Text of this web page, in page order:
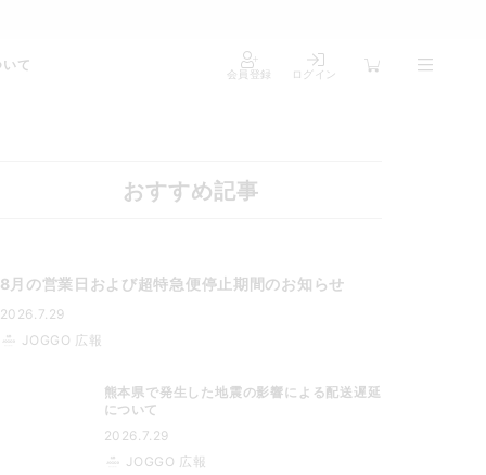
て
会員登録 ログイン
おすすめ記事
8月の営業日および超特急便停止期間のお知らせ
2026.7.29
JOGGO 広報
熊本県で発生した地震の影響による配送遅延
について
2026.7.29
JOGGO 広報